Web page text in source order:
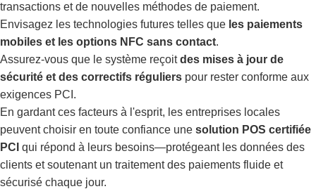
transactions et de nouvelles méthodes de paiement.
Envisagez les technologies futures telles que les paiements
mobiles et les options NFC sans contact.
Assurez-vous que le système reçoitdes mises à jour de
sécurité et des correctifs réguliers pour rester conforme aux
exigences PCI.
En gardant ces facteurs à l'esprit, les entreprises locales
peuvent choisir en toute confiance une solution POS certifiée
PCI qui répond à leurs besoins—protégeant les données des
clients et soutenant un traitement des paiements fluide et
sécurisé chaque jour.